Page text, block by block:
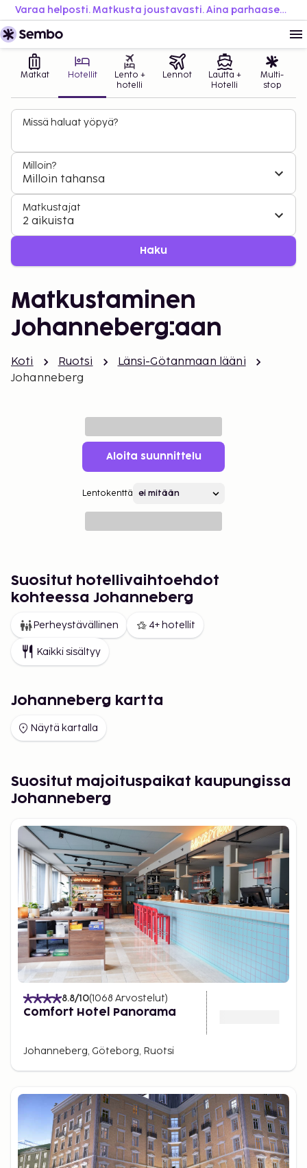
Varaa helposti. Matkusta joustavasti. Aina parhaaseen hintaan.
Matkat Hotellit
Lento +
hotelli
Lennot
Lautta +
Hotelli
Multi-
stop
Missä haluat yöpyä?
Milloin?
Milloin tahansa
Matkustajat
2 aikuista
Haku
Matkustaminen
Johanneberg:aan
Koti Ruotsi
Länsi-Götanmaan lääni
Johanneberg
Aloita suunnittelu
Lentokenttä
Suositut hotellivaihtoehdot
kohteessa Johanneberg
Perheystävällinen 4+ hotellit
Kaikki sisältyy
Johanneberg kartta
Näytä kartalla
Suositut majoituspaikat kaupungissa
Johanneberg
8.8/10(1068 Arvostelut)
Comfort Hotel Panorama
Johanneberg, Göteborg, Ruotsi